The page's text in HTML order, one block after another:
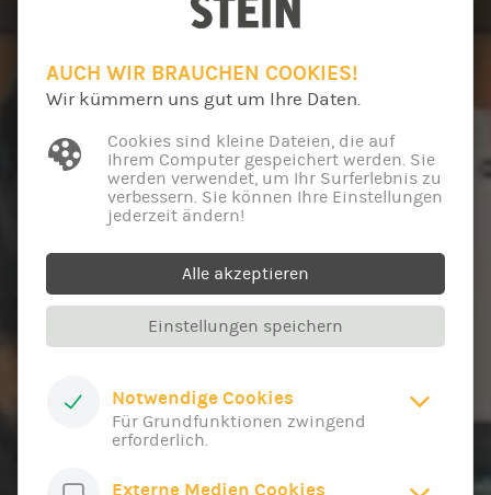
AUCH WIR BRAUCHEN COOKIES!
Wir kümmern uns gut um Ihre Daten.
Cookies sind kleine Dateien, die auf
Ihrem Computer gespeichert werden. Sie
werden verwendet, um Ihr Surferlebnis zu
verbessern. Sie können Ihre Einstellungen
jederzeit ändern!
Alle akzeptieren
Einstellungen speichern
Notwendige Cookies
Für Grundfunktionen zwingend
erforderlich.
Externe Medien Cookies